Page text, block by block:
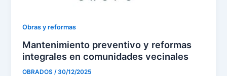
Obras y reformas
Mantenimiento preventivo y reformas
integrales en comunidades vecinales
OBRADOS/30/12/2025